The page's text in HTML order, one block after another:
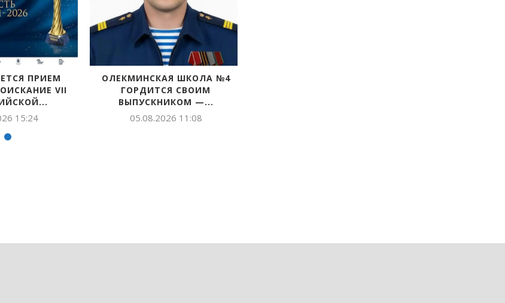
ПРИЕМ
VII
15:24
ОЛЕКМИНСКАЯ ШКОЛА №4
ГОРДИТСЯ СВОИМ
ВЫПУСКНИКОМ —...
05.08.2026 11:08